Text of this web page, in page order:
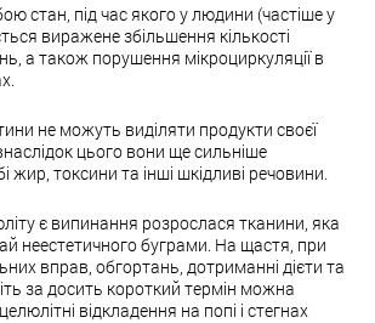
стан, під час якого у людини (частіше у
виражене збільшення кількості
а також порушення мікроциркуляції в
не можуть виділяти продукти своєї
цього вони ще сильніше
жир, токсини та інші шкідливі речовини.
є випинання розрослася тканини, яка
неестетичного буграми. На щастя, при
вправ, обгортань, дотриманні дієти та
за досить короткий термін можна
відкладення на попі і стегнах